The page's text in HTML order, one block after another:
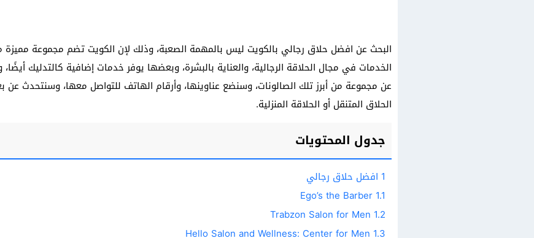
البحث عن افضل حلاق رجالي بالكويت ليس بالمهمة الصعبة، وذلك لإن الكويت تضم مجموعة مميزة
الخدمات في مجال الحلاقة الرجالية، والعناية بالبشرة، وبعضها يوفر خدمات إضافية كالتدليك
عن مجموعة من أبرز تلك الصالونات، وسنضع عناوينها، وأرقام الهاتف للتواصل معها، وسنتحدث
الحلاق المتنقل أو الحلاقة المنزلية.
جدول المحتويات
1 افضل حلاق رجالي
1.1
1.2
1.3